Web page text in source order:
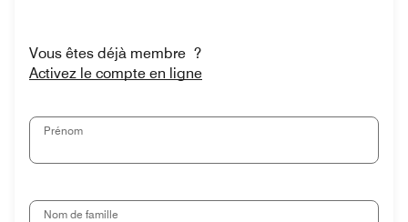
Vous êtes déjà membre ?
Activez le compte en ligne
Prénom
Nom de famille